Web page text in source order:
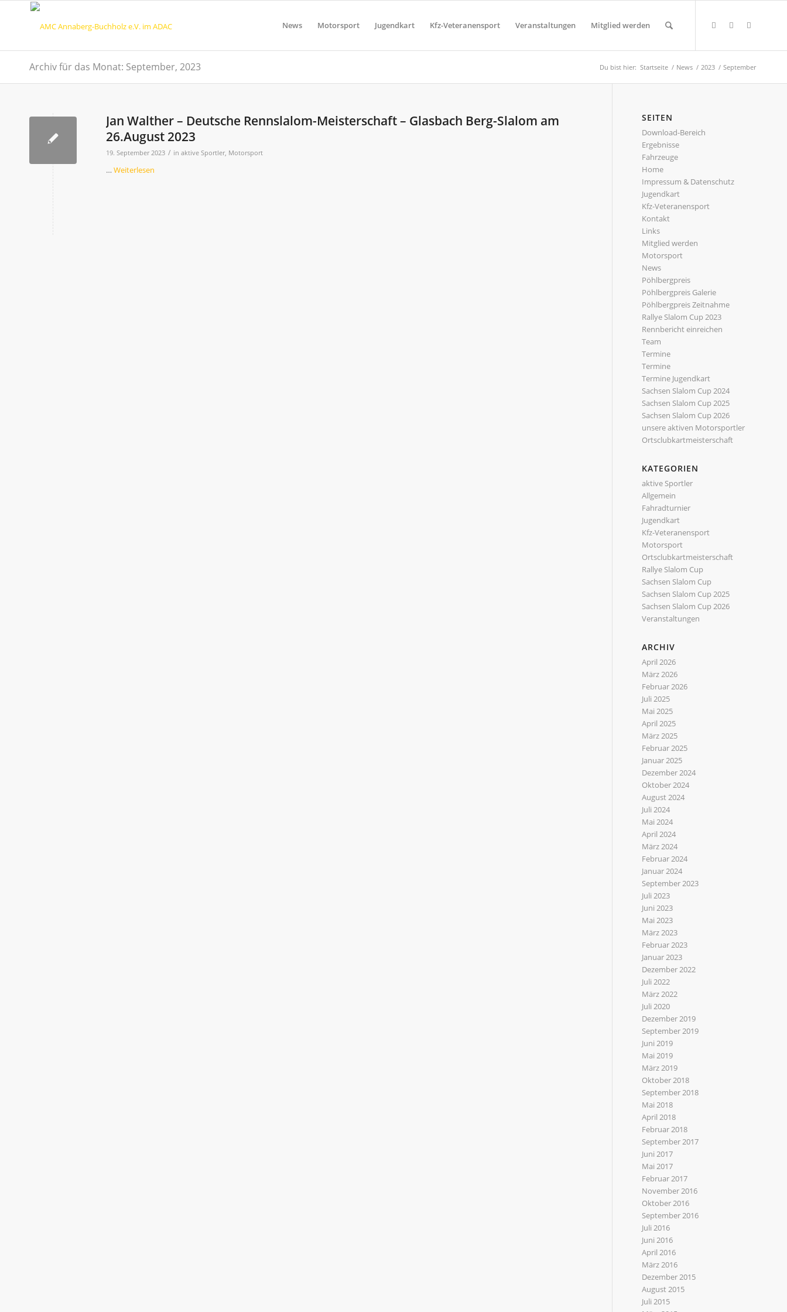
News Motorsport Jugendkart Kfz-Veteranensport Veranstaltungen Mitglied werden
Archiv für das Monat: September, 2023 Du bist hier: Startseite / News / 2023 / September
Jan Walther – Deutsche Rennslalom-Meisterschaft – Glasbach Berg-Slalom am
26.August 2023
19. September 2023 / in aktive Sportler, Motorsport
… Weiterlesen
SEITEN
Download-Bereich
Ergebnisse
Fahrzeuge
Home
Impressum & Datenschutz
Jugendkart
Kfz-Veteranensport
Kontakt
Links
Mitglied werden
Motorsport
News
Pöhlbergpreis
Pöhlbergpreis Galerie
Pöhlbergpreis Zeitnahme
Rallye Slalom Cup 2023
Rennbericht einreichen
Team
Termine
Termine
Termine Jugendkart
Sachsen Slalom Cup 2024
Sachsen Slalom Cup 2025
Sachsen Slalom Cup 2026
unsere aktiven Motorsportler
Ortsclubkartmeisterschaft
KATEGORIEN
aktive Sportler
Allgemein
Fahradturnier
Jugendkart
Kfz-Veteranensport
Motorsport
Ortsclubkartmeisterschaft
Rallye Slalom Cup
Sachsen Slalom Cup
Sachsen Slalom Cup 2025
Sachsen Slalom Cup 2026
Veranstaltungen
ARCHIV
April 2026
März 2026
Februar 2026
Juli 2025
Mai 2025
April 2025
März 2025
Februar 2025
Januar 2025
Dezember 2024
Oktober 2024
August 2024
Juli 2024
Mai 2024
April 2024
März 2024
Februar 2024
Januar 2024
September 2023
Juli 2023
Juni 2023
Mai 2023
März 2023
Februar 2023
Januar 2023
Dezember 2022
Juli 2022
März 2022
Juli 2020
Dezember 2019
September 2019
Juni 2019
Mai 2019
März 2019
Oktober 2018
September 2018
Mai 2018
April 2018
Februar 2018
September 2017
Juni 2017
Mai 2017
Februar 2017
November 2016
Oktober 2016
September 2016
Juli 2016
Juni 2016
April 2016
März 2016
Dezember 2015
August 2015
Juli 2015